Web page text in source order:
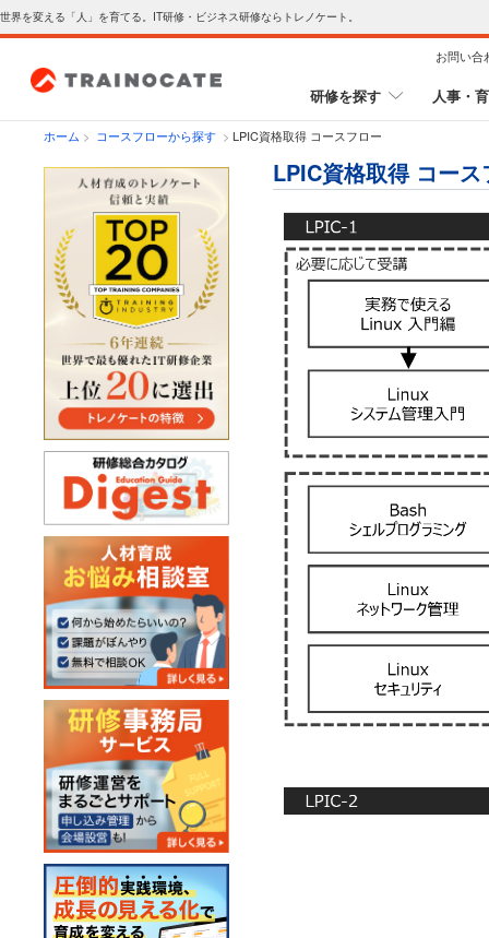
世界を変える「人」を育てる。IT研修・ビジネス研修ならトレノケート。
お問い合
研修を探す 人事・
ホーム > コースフローから探す > LPIC資格取得 コースフロー
LPIC資格取得 コース